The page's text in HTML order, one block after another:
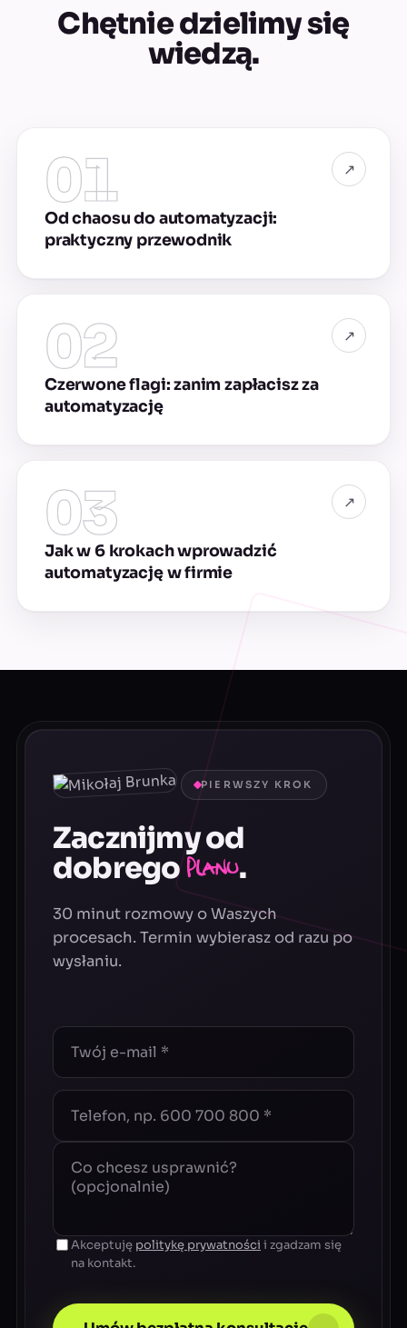
Chętnie dzielimy się
wiedzą.
01 ↗
Od chaosu do automatyzacji:
praktyczny przewodnik
02 ↗
Czerwone flagi: zanim zapłacisz za
automatyzację
03 ↗
Jak w 6 krokach wprowadzić
automatyzację w firmie
PIERWSZY KROK
Zacznijmy od
dobrego planu.
30 minut rozmowy o Waszych
procesach. Termin wybierasz od razu po
wysłaniu.
Akceptuję politykę prywatności i zgadzam się
na kontakt.